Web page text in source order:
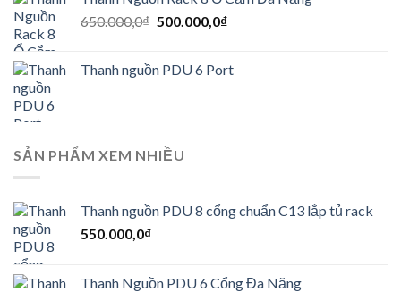
650.000,0₫ Giá
650.000,0₫.
500.000,0₫Giá
là:
Thanh nguồn PDU 6 Port
SẢN PHẨM XEM NHIỀU
Thanh nguồn PDU 8 cổng chuẩn C13 lắp tủ rack
550.000,0₫
Thanh Nguồn PDU 6 Cổng Đa Năng